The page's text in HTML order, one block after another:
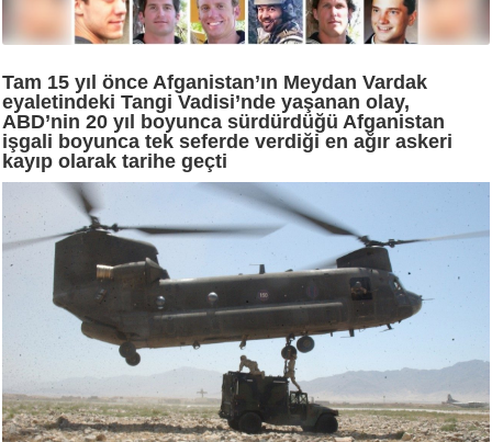
Tam 15 yıl önce Afganistan’ın Meydan Vardak
eyaletindeki Tangi Vadisi’nde yaşanan olay,
ABD’nin 20 yıl boyunca sürdürdüğü Afganistan
işgali boyunca tek seferde verdiği en ağır askeri
kayıp olarak tarihe geçti